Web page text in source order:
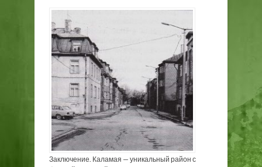
Заключение. Каламая — уникальный район с